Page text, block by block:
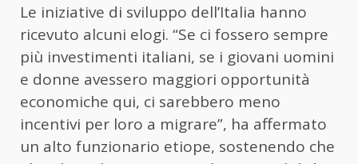
Le iniziative di sviluppo dell’Italia hanno
ricevuto alcuni elogi. “Se ci fossero sempre
più investimenti italiani, se i giovani uomini
e donne avessero maggiori opportunità
economiche qui, ci sarebbero meno
incentivi per loro a migrare”, ha affermato
un alto funzionario etiope, sostenendo che